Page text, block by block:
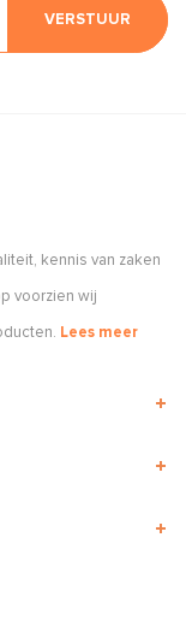
VERSTUUR
kennis van zaken
voorzien wij
Lees meer